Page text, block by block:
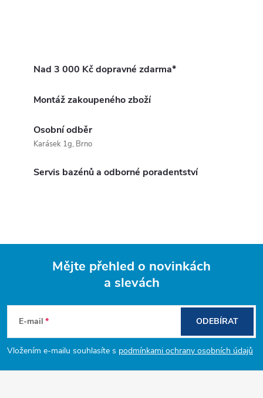
Nad 3 000 Kč dopravné zdarma*
Montáž zakoupeného zboží
Osobní odběr
Karásek 1g, Brno
Servis bazénů a odborné poradentství
p
a
Mějte přehled o novinkách
a slevách
E-mail
Vložením e-mailu souhlasíte s podmínkami ochrany osobních údajů
ODEBÍRAT